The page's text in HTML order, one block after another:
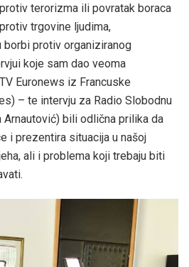
terorizma ili povratak boraca
trgovine ljudima,
borbi protiv organiziranog
koje sam dao veoma
Euronews iz Francuske
– te intervju za Radio Slobodnu
Arnautović) bili odlična prilika da
i prezentira situacija u našoj
ali i problema koji trebaju biti